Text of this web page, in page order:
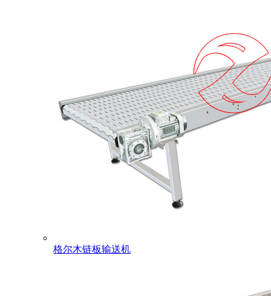
格尔木链板输送机